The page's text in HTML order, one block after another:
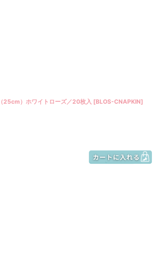
25cm）ホワイトローズ／20枚入 [BLOS-CNAPKIN]